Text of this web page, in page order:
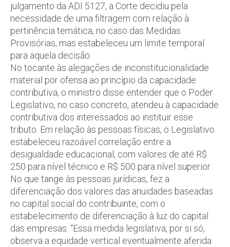
julgamento da ADI 5127, a Corte decidiu pela
necessidade de uma filtragem com relação à
pertinência temática, no caso das Medidas
Provisórias, mas estabeleceu um limite temporal
para aquela decisão.
No tocante às alegações de inconstitucionalidade
material por ofensa ao princípio da capacidade
contributiva, o ministro disse entender que o Poder
Legislativo, no caso concreto, atendeu à capacidade
contributiva dos interessados ao instituir esse
tributo. Em relação às pessoas físicas, o Legislativo
estabeleceu razoável correlação entre a
desigualdade educacional, com valores de até R$
250 para nível técnico e R$ 500 para nível superior.
No que tange às pessoas jurídicas, fez a
diferenciação dos valores das anuidades baseadas
no capital social do contribuinte, com o
estabelecimento de diferenciação à luz do capital
das empresas. “Essa medida legislativa, por si só,
observa a equidade vertical eventualmente aferida